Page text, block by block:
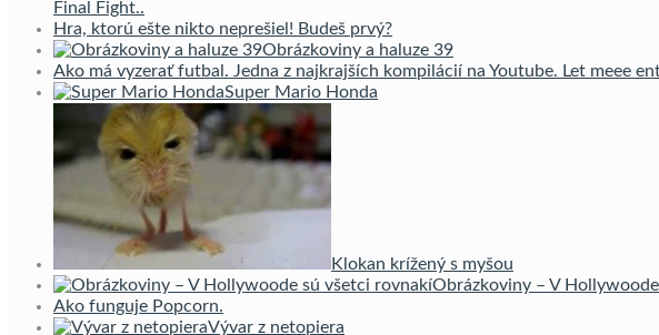
Final Fight..
Hra, ktorú ešte nikto neprešiel! Budeš prvý?
Obrázkoviny a haluze 39
Ako má vyzerať futbal. Jedna z najkrajších kompilácií na Youtube. Let meee
Super Mario Honda
Klokan krížený s myšou
Obrázkoviny – V
Ako funguje Popcorn.
Vývar z netopiera